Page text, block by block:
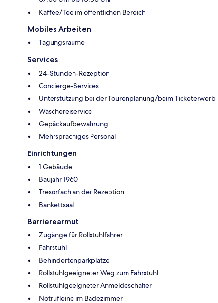
Kaffee/Tee im öffentlichen Bereich
Mobiles Arbeiten
Tagungsräume
Services
24-Stunden-Rezeption
Concierge-Services
Unterstützung bei der Tourenplanung/beim Ticketerwerb
Wäschereiservice
Gepäckaufbewahrung
Mehrsprachiges Personal
Einrichtungen
1 Gebäude
Baujahr 1960
Tresorfach an der Rezeption
Bankettsaal
Barrierearmut
Zugänge für Rollstuhlfahrer
Fahrstuhl
Behindertenparkplätze
Rollstuhlgeeigneter Weg zum Fahrstuhl
Rollstuhlgeeigneter Anmeldeschalter
Notrufleine im Badezimmer